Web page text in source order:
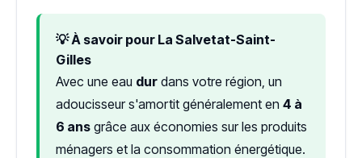
💡 À savoir pour La Salvetat-Saint-
Gilles
Avec une eau dur dans votre région, un
adoucisseur s'amortit généralement en 4 à
6 ans grâce aux économies sur les produits
ménagers et la consommation énergétique.